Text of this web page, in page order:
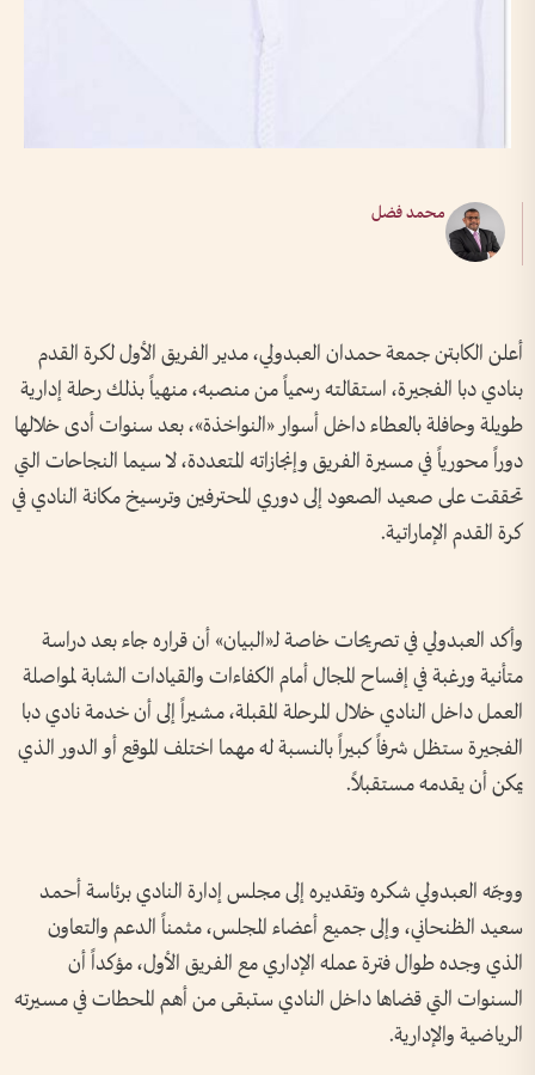
محمد فضل
أعلن الكابتن جمعة حمدان العبدولي، مدير الفريق الأول لكرة القدم
بنادي دبا الفجيرة، استقالته رسمياً من منصبه، منهياً بذلك رحلة إدارية
طويلة وحافلة بالعطاء داخل أسوار «النواخذة»، بعد سنوات أدى خلالها
دوراً محورياً في مسيرة الفريق وإنجازاته المتعددة، لا سيما النجاحات التي
تحققت على صعيد الصعود إلى دوري المحترفين وترسيخ مكانة النادي في
كرة القدم الإماراتية.
وأكد العبدولي في تصريحات خاصة لـ«البيان» أن قراره جاء بعد دراسة
متأنية ورغبة في إفساح المجال أمام الكفاءات والقيادات الشابة لمواصلة
العمل داخل النادي خلال المرحلة المقبلة، مشيراً إلى أن خدمة نادي دبا
الفجيرة ستظل شرفاً كبيراً بالنسبة له مهما اختلف الموقع أو الدور الذي
يمكن أن يقدمه مستقبلاً.
ووجّه العبدولي شكره وتقديره إلى مجلس إدارة النادي برئاسة أحمد
سعيد الظنحاني، وإلى جميع أعضاء المجلس، مثمناً الدعم والتعاون
الذي وجده طوال فترة عمله الإداري مع الفريق الأول، مؤكداً أن
السنوات التي قضاها داخل النادي ستبقى من أهم المحطات في مسيرته
الرياضية والإدارية.